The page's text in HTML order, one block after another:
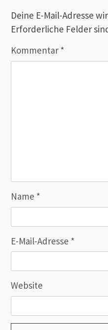
Deine E-Mail-Adresse
Erforderliche Felder
Kommentar *
Name *
E-Mail-Adresse *
Website